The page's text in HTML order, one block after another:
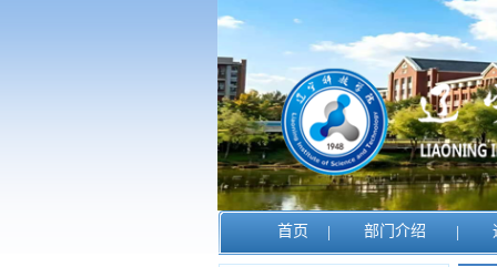
首页 | 部门介绍 |